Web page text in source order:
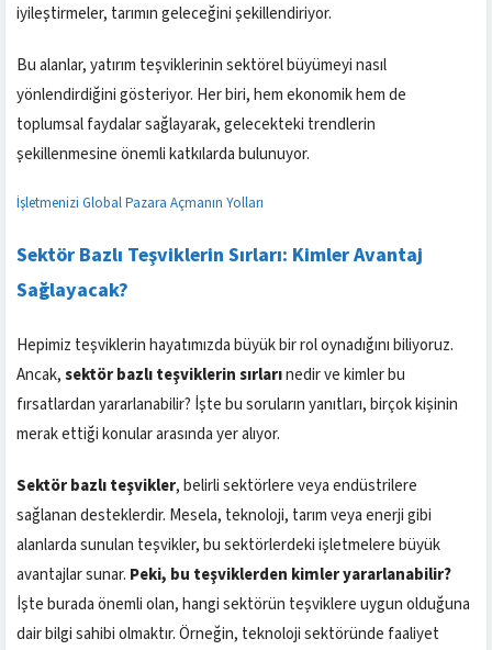
iyileştirmeler, tarımın geleceğini şekillendiriyor.
Bu alanlar, yatırım teşviklerinin sektörel büyümeyi nasıl
yönlendirdiğini gösteriyor. Her biri, hem ekonomik hem de
toplumsal faydalar sağlayarak, gelecekteki trendlerin
şekillenmesine önemli katkılarda bulunuyor.
İşletmenizi Global Pazara Açmanın Yolları
Sektör Bazlı Teşviklerin Sırları: Kimler Avantaj
Sağlayacak?
Hepimiz teşviklerin hayatımızda büyük bir rol oynadığını biliyoruz.
Ancak,sektör bazlı teşviklerin sırlarınedir ve kimler bu
fırsatlardan yararlanabilir? İşte bu soruların yanıtları, birçok kişinin
merak ettiği konular arasında yer alıyor.
Sektör bazlı teşvikler, belirli sektörlere veya endüstrilere
sağlanan desteklerdir. Mesela, teknoloji, tarım veya enerji gibi
alanlarda sunulan teşvikler, bu sektörlerdeki işletmelere büyük
avantajlar sunar. Peki, bu teşviklerden kimler yararlanabilir?
İşte burada önemli olan, hangi sektörün teşviklere uygun olduğuna
dair bilgi sahibi olmaktır. Örneğin, teknoloji sektöründe faaliyet